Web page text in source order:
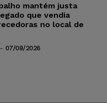
mantém justa
que vendia
no local de
- 07/08/2026